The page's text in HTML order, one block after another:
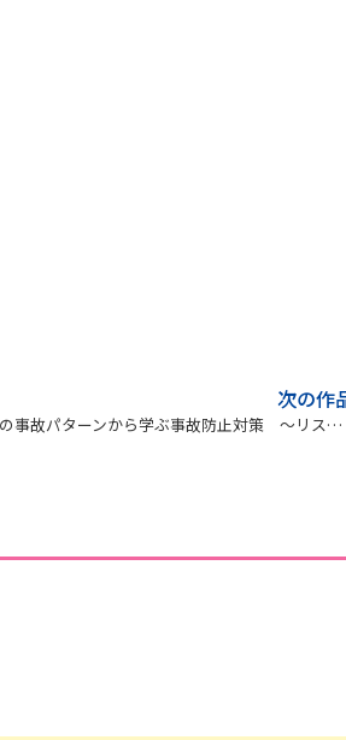
次の作
企業の事故パターンから学ぶ事故防止対策 ～リスクに合わせた運転習慣～